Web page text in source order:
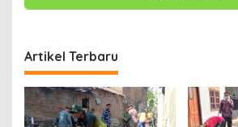
Artikel Terbaru